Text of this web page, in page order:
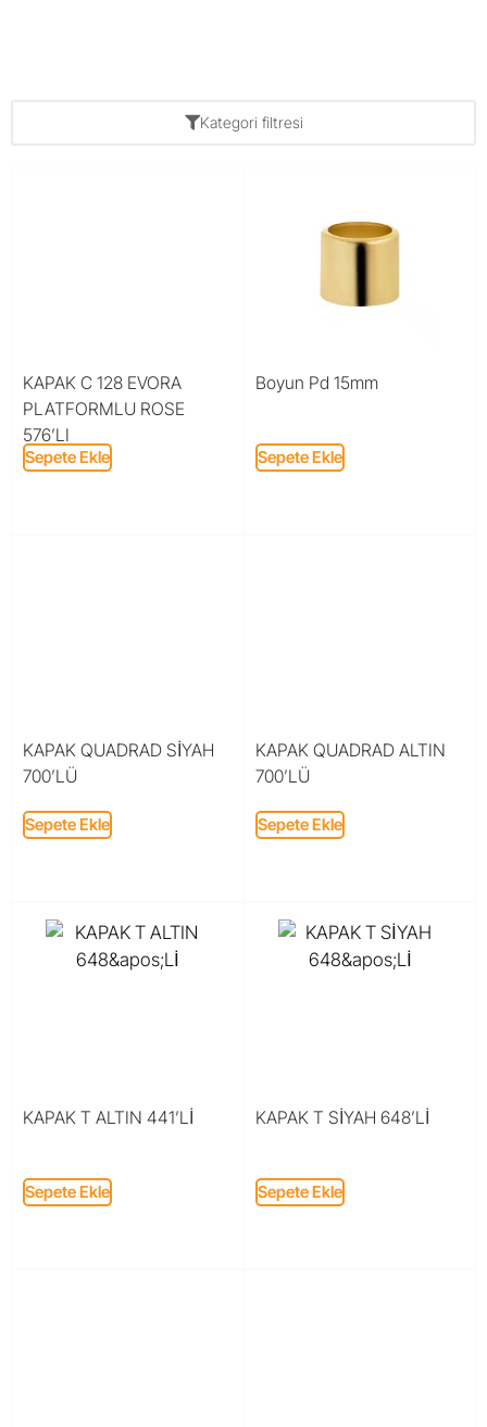
Kategori filtresi
KAPAK C 128 EVORA
PLATFORMLU ROSE
576’LI
Sepete Ekle
Boyun Pd 15mm
Sepete Ekle
KAPAK QUADRAD SİYAH
700’LÜ
Sepete Ekle
KAPAK QUADRAD ALTIN
700’LÜ
Sepete Ekle
KAPAK T ALTIN 441’Lİ
Sepete Ekle
KAPAK T SİYAH 648’Lİ
Sepete Ekle